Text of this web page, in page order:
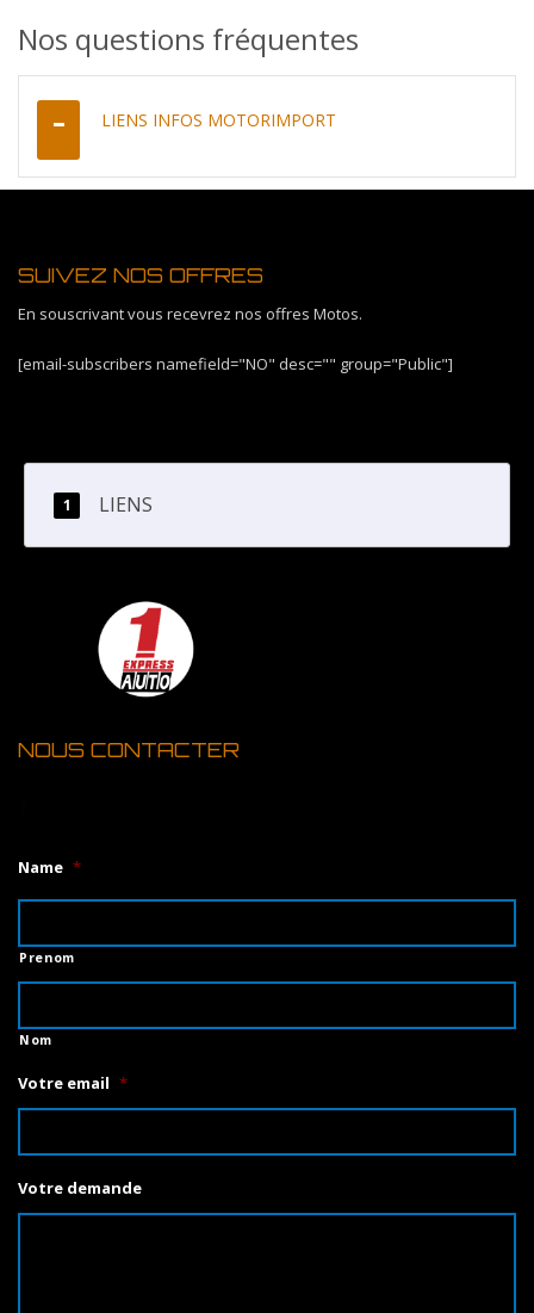
Nos questions fréquentes
LIENS INFOS MOTORIMPORT
SUIVEZ NOS OFFRES
En souscrivant vous recevrez nos offres Motos.
[email-subscribers namefield="NO" desc="" group="Public"]
LIENS
NOUS CONTACTER
Name *
Prenom
Nom
Votre email *
Votre demande